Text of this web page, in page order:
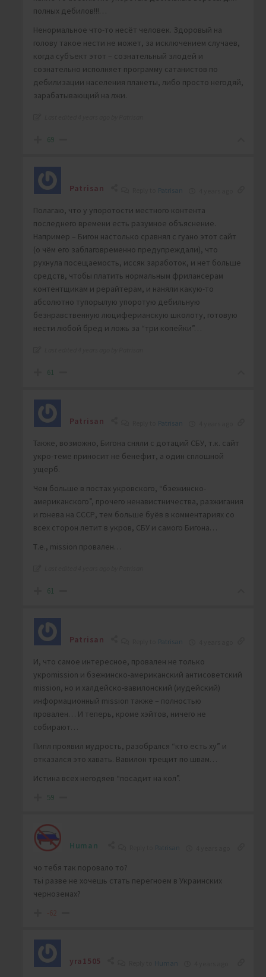
полных дебилов!!!…
Ненормальное что-то несёт человек. Здоровый на
голову такое нести не может, за исключением случаев,
когда субъект этот – сознательный злодей и
сознательно исполняет программу сатанистов по
дебилизации населения планеты, либо просто негодяй,
зарабатывающий на лжи.
69
Patrisan Patrisan
Полагаю, что у упоротости местного контента
последнего времени есть разумное объяснение.
Например – Бигон настолько сравнял с гуано этот сайт
(о чём его заблаговременно предупреждали), что
рухнула посещаемость, иссяк заработок, и нет больше
средств, чтобы платить нормальным фрилансерам
контентщикам и рерайтерам, и наняли какую-то
абсолютно тупорылую упоротую дебильную
безнравственную люциферианскую школоту, готовую
нести любой бред и ложь за “три копейки”…
61
Patrisan Patrisan
Также, возможно, Бигона сняли с дотаций СБУ, т.к. сайт
укро-теме приносит не бенефит, а один сплошной
ущерб.
Чем больше в постах укровского, “бзежинско-
американского”, прочего ненавистничества, разжигания
и гонева на СССР, тем больше буёв в комментариях со
всех сторон летит в укров, СБУ и самого Бигона…
Т.е., mission провален…
61
Patrisan Patrisan
И, что самое интересное, провален не только
укроmission и бзежинско-американский антисоветский
mission, но и халдейско-вавилонский (иудейский)
информационный mission также – полностью
провален… И теперь, кроме хэйтов, ничего не
собирают…
Пипл проявил мудрость, разобрался “кто есть ху” и
отказался это хавать. Вавилон трещит по швам…
Истина всех негодяев “посадит на кол”.
59
Human Patrisan
чо тебя так поровало то?
тьі разве не хочешь стать перегноем в Украинских
черноземах?
-62
yra1505 Human